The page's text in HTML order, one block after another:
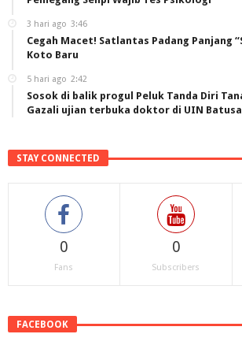
3 hari ago 3:46
Cegah Macet! Satlantas Padang Panjang
Koto Baru
5 hari ago 2:42
Sosok di balik progul Peluk Tanda Diri
Gazali ujian terbuka doktor di UIN
STAY CONNECTED
0
Fans
0
Subscribers
FACEBOOK